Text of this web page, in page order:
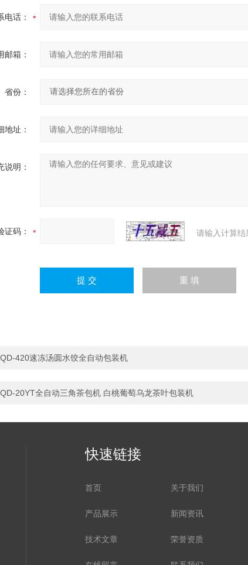
电话：
邮箱：
省份：
地址：
说明：
证码： 请输入计算
QD-420速冻汤圆水饺全自动包装机
QD-20YT全自动三角茶包机 白桃葡萄乌龙茶叶包装机
快速链接
首页 关于我们
产品展示 新闻资讯
技术文章 荣誉资质